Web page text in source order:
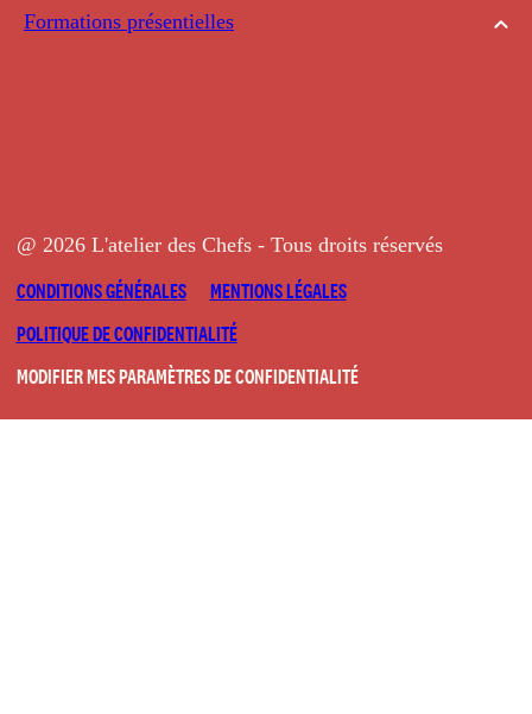
Formations présentielles
@ 2026 L'atelier des Chefs - Tous droits réservés
CONDITIONS GÉNÉRALES
MENTIONS LÉGALES
POLITIQUE DE CONFIDENTIALITÉ
MODIFIER MES PARAMÈTRES DE CONFIDENTIALITÉ